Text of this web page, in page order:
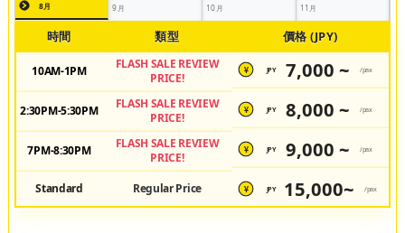
8月 9月 10月 11月
時間 類型 價格 (JPY)
10AM-1PM
FLASH SALE REVIEW
PRICE!
¥ JPY 7,000 ~ /pax
2:30PM-5:30PM
FLASH SALE REVIEW
PRICE!
¥ JPY 8,000 ~ /pax
7PM-8:30PM
FLASH SALE REVIEW
PRICE!
¥ JPY 9,000 ~ /pax
Standard Regular Price ¥ JPY 15,000~ /pax